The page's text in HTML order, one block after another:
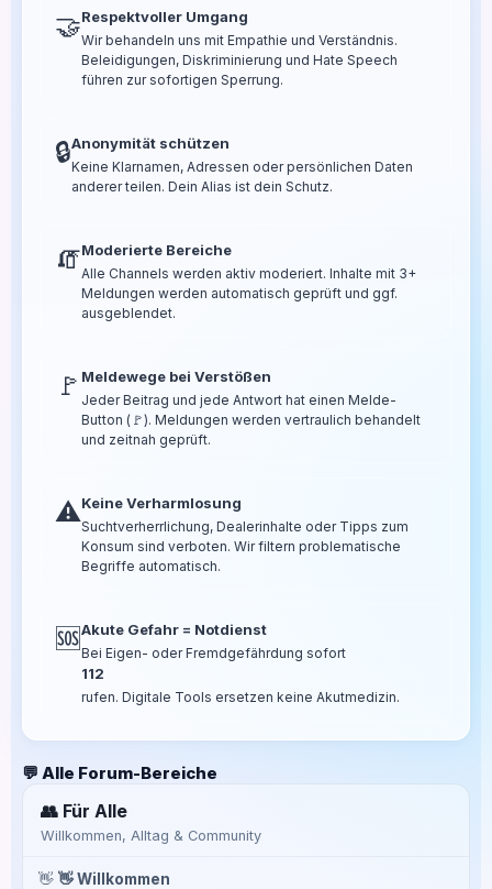
🤝Respektvoller Umgang
Wir behandeln uns mit Empathie und Verständnis.
Beleidigungen, Diskriminierung und Hate Speech
führen zur sofortigen Sperrung.
🔒Anonymität schützen
Keine Klarnamen, Adressen oder persönlichen Daten
anderer teilen. Dein Alias ist dein Schutz.
🧯Moderierte Bereiche
Alle Channels werden aktiv moderiert. Inhalte mit 3+
Meldungen werden automatisch geprüft und ggf.
ausgeblendet.
🚩 Meldewege bei Verstößen
Jeder Beitrag und jede Antwort hat einen Melde-
Button (🚩). Meldungen werden vertraulich behandelt
und zeitnah geprüft.
⚠️Keine Verharmlosung
Suchtverherrlichung, Dealerinhalte oder Tipps zum
Konsum sind verboten. Wir filtern problematische
Begriffe automatisch.
🆘Akute Gefahr = Notdienst
Bei Eigen- oder Fremdgefährdung sofort
112
rufen. Digitale Tools ersetzen keine Akutmedizin.
💬 Alle Forum-Bereiche
👥 Für Alle
Willkommen, Alltag & Community
👋 👋 Willkommen